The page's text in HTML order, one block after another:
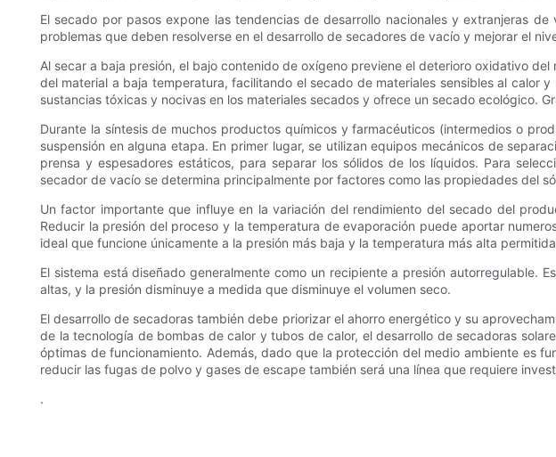
El secado por pasos expone las tendencias de desarrollo nacionales y extranjeras
problemas que deben resolverse en el desarrollo de secadores de vacío y mejorar el
Al secar a baja presión, el bajo contenido de oxígeno previene el deterioro oxidativo
del material a baja temperatura, facilitando el secado de materiales sensibles al calor
sustancias tóxicas y nocivas en los materiales secados y ofrece un secado ecológico.
Durante la síntesis de muchos productos químicos y farmacéuticos (intermedios o
suspensión en alguna etapa. En primer lugar, se utilizan equipos mecánicos de
prensa y espesadores estáticos, para separar los sólidos de los líquidos. Para
secador de vacío se determina principalmente por factores como las propiedades del
Un factor importante que influye en la variación del rendimiento del secado del
Reducir la presión del proceso y la temperatura de evaporación puede aportar
ideal que funcione únicamente a la presión más baja y la temperatura más alta
El sistema está diseñado generalmente como un recipiente a presión autorregulable.
altas, y la presión disminuye a medida que disminuye el volumen seco.
El desarrollo de secadoras también debe priorizar el ahorro energético y su
de la tecnología de bombas de calor y tubos de calor, el desarrollo de secadoras
óptimas de funcionamiento. Además, dado que la protección del medio ambiente es
reducir las fugas de polvo y gases de escape también será una línea que requiere
.